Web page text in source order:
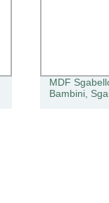
MDF
Bambini,